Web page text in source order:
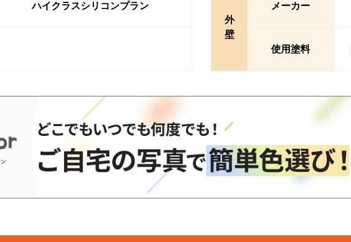
ハイクラスシリコンプラン
外
壁
メーカー
使用塗料